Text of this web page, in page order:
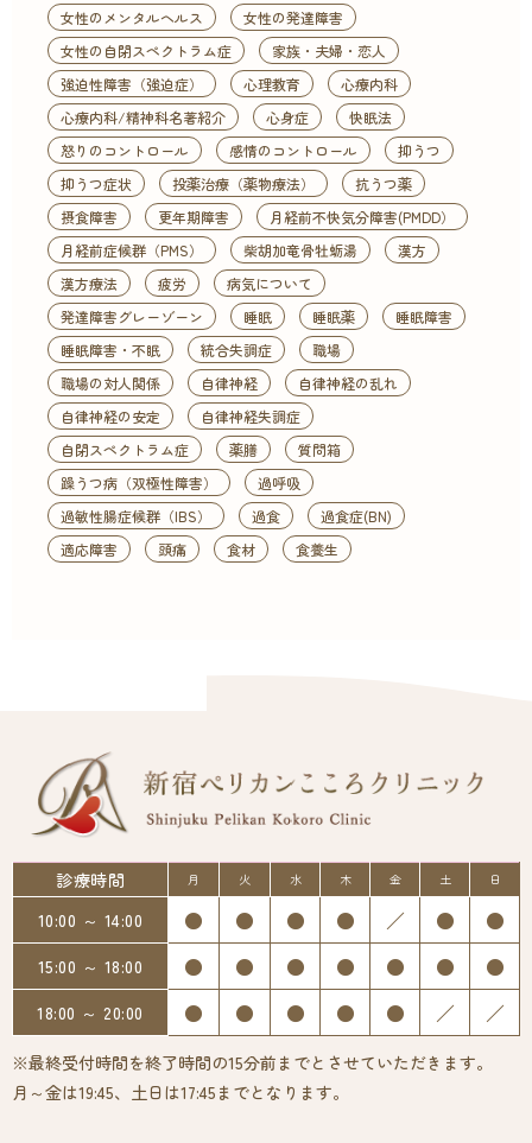
女性のメンタルヘルス
女性の発達障害
女性の自閉スペクトラム症
家族・夫婦・恋人
強迫性障害（強迫症）
心理教育
心療内科
心療内科/精神科名著紹介
心身症
快眠法
怒りのコントロール
感情のコントロール
抑うつ
抑うつ症状
投薬治療（薬物療法）
抗うつ薬
摂食障害
更年期障害
月経前不快気分障害(PMDD）
月経前症候群（PMS）
柴胡加竜骨牡蛎湯
漢方
漢方療法
疲労
病気について
発達障害グレーゾーン
睡眠 睡眠薬
睡眠障害
睡眠障害・不眠
統合失調症
職場
職場の対人関係
自律神経
自律神経の乱れ
自律神経の安定
自律神経失調症
自閉スペクトラム症
薬膳
質問箱
躁うつ病（双極性障害）
過呼吸
過敏性腸症候群（IBS）
過食
過食症(BN)
適応障害
頭痛 食材 食養生
診療時間 月 火 水 木 金 土 日
10:00 ～ 14:00 ● ● ● ● ／ ● ●
15:00 ～ 18:00 ● ● ● ● ● ● ●
18:00 ～ 20:00 ● ● ● ● ● ／ ／
※最終受付時間を終了時間の15分前までとさせていただきます。
月～金は19:45、土日は17:45までとなります。